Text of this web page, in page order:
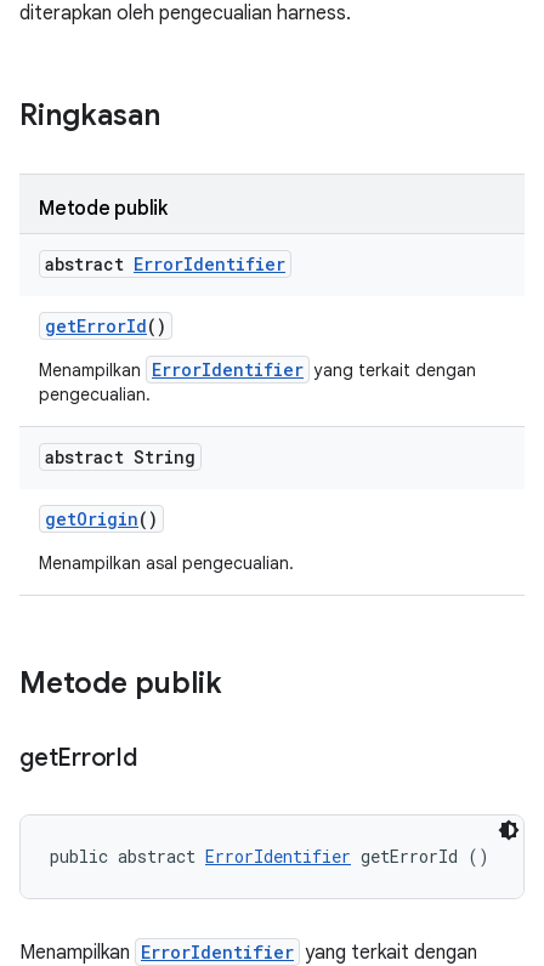
diterapkan oleh pengecualian harness.
Ringkasan
Metode publik
abstract ErrorIdentifier
getErrorId()
Menampilkan ErrorIdentifier yang terkait dengan
pengecualian.
abstract String
getOrigin()
Menampilkan asal pengecualian.
Metode publik
getErrorId
public abstract ErrorIdentifier getErrorId ()
Menampilkan ErrorIdentifier yang terkait dengan